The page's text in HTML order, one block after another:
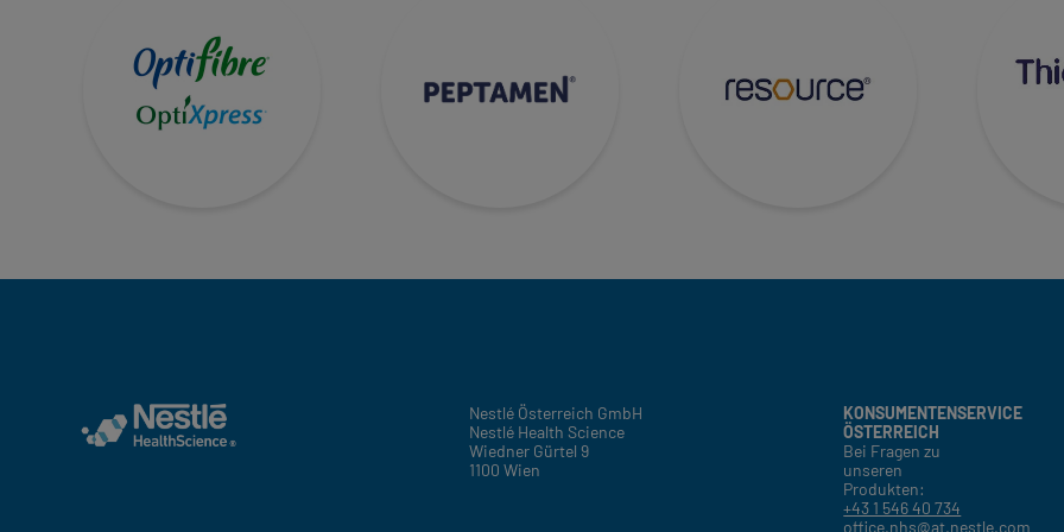
Nestlé Österreich GmbH
Nestlé Health Science
Wiedner Gürtel 9
1100 Wien
KONSUMENTENSERVICE
ÖSTERREICH
Bei Fragen zu
unseren
Produkten:
+43 1 546 40 734
office.nhs@at.nestle.com